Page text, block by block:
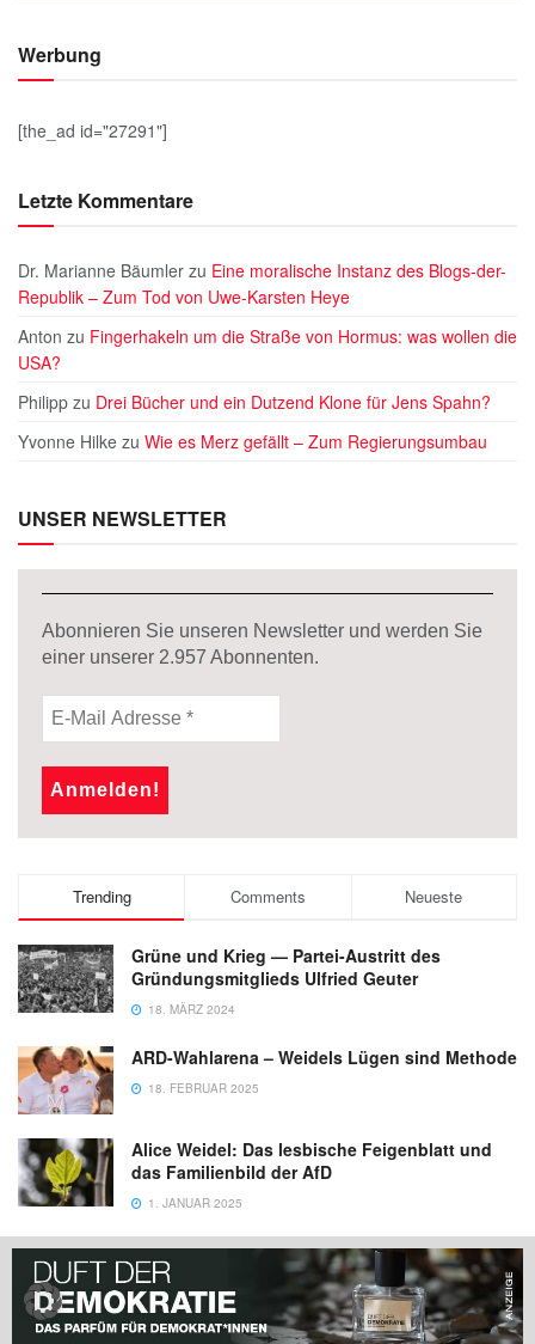
Werbung
[the_ad id="27291"]
Letzte Kommentare
Dr. Marianne Bäumler zu Eine moralische Instanz des Blogs-der-
Republik – Zum Tod von Uwe-Karsten Heye
Anton zu Fingerhakeln um die Straße von Hormus: was wollen die
USA?
Philipp zu Drei Bücher und ein Dutzend Klone für Jens Spahn?
Yvonne Hilke zu Wie es Merz gefällt – Zum Regierungsumbau
UNSER NEWSLETTER
Abonnieren Sie unseren Newsletter und werden Sie
einer unserer 2.957 Abonnenten.
Trending Comments Neueste
Grüne und Krieg — Partei-Austritt des
Gründungsmitglieds Ulfried Geuter
18. MÄRZ 2024
ARD-Wahlarena – Weidels Lügen sind Methode
18. FEBRUAR 2025
Alice Weidel: Das lesbische Feigenblatt und
das Familienbild der AfD
1. JANUAR 2025
Aufruf zur Bauerndemo in Berlin, AfD-
Anhänger und andere Rechtsextreme
mobilisieren.
24. OKTOBER 2024